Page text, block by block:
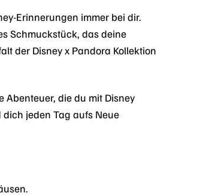
Erinnerungen immer bei dir.
Schmuckstück, das deine
der Disney x Pandora Kollektion
die du mit Disney
jeden Tag aufs Neue